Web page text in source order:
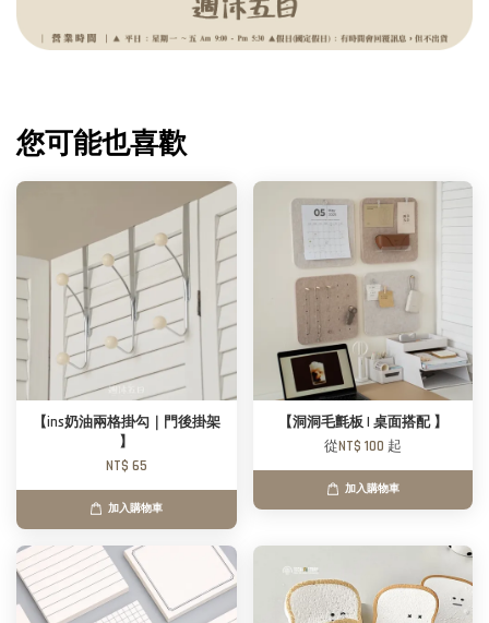
您可能也喜歡
【ins奶油兩格掛勾｜門後掛架
】
NT$ 65
加入購物車
【洞洞毛氈板 | 桌面搭配 】
從NT$ 100 起
加入購物車